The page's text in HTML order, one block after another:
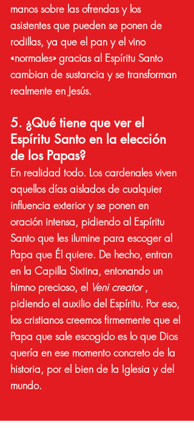
manos sobre las ofrendas y los
asistentes que pueden se ponen de
rodillas, ya que el pan y el vino
«normales» gracias al Espíritu Santo
cambian de sustancia y se transforman
realmente en Jesús.
5. ¿Qué tiene que ver el
Espíritu Santo en la elección
de los Papas?
En realidad todo. Los cardenales viven
aquellos días aislados de cualquier
influencia exterior y se ponen en
oración intensa, pidiendo al Espíritu
Santo que les ilumine para escoger al
Papa que Él quiere. De hecho, entran
en la Capilla Sixtina, entonando un
himno precioso, el Veni creator,
pidiendo el auxilio del Espíritu. Por eso,
los cristianos creemos firmemente que el
Papa que sale escogido es lo que Dios
quería en ese momento concreto de la
historia, por el bien de la Iglesia y del
mundo.